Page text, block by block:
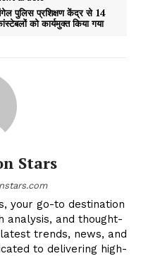
पुलिस प्रशिक्षण केंद्र से 14
को कार्यमुक्त किया गया
Stars
your go-to destination
analysis, and thought-
trends, news, and
to delivering high-